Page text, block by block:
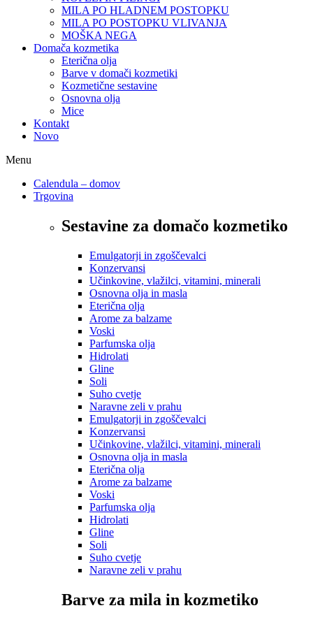
MILA PO HLADNEM POSTOPKU
MILA PO POSTOPKU VLIVANJA
MOŠKA NEGA
Domača kozmetika
Eterična olja
Barve v domači kozmetiki
Kozmetične sestavine
Osnovna olja
Mice
Kontakt
Novo
Menu
Calendula – domov
Trgovina
Sestavine za domačo kozmetiko
Emulgatorji in zgoščevalci
Konzervansi
Učinkovine, vlažilci, vitamini, minerali
Osnovna olja in masla
Eterična olja
Arome za balzame
Voski
Parfumska olja
Hidrolati
Gline
Soli
Suho cvetje
Naravne zeli v prahu
Emulgatorji in zgoščevalci
Konzervansi
Učinkovine, vlažilci, vitamini, minerali
Osnovna olja in masla
Eterična olja
Arome za balzame
Voski
Parfumska olja
Hidrolati
Gline
Soli
Suho cvetje
Naravne zeli v prahu
Barve za mila in kozmetiko